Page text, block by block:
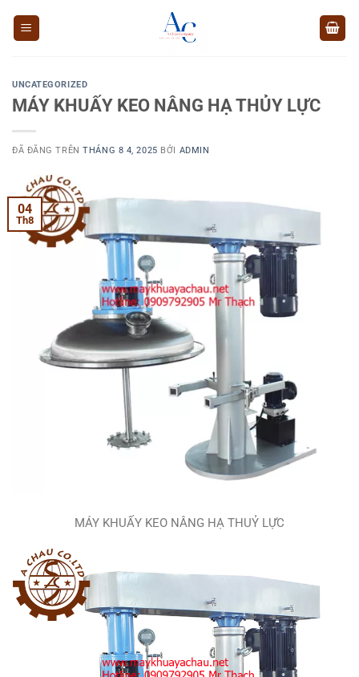
UNCATEGORIZED
MÁY KHUẤY KEO NÂNG HẠ THỦY LỰC
ĐÃ ĐĂNG TRÊNTHÁNG 8 4, 2025 BỞI ADMIN
04
Th8
MÁY KHUẤY KEO NÂNG HẠ THUỶ LỰC